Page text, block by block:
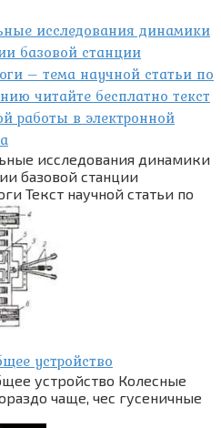
исследования динамики
базовой станции
– тема научной статьи по
читайте бесплатно текст
работы в электронной
исследования динамики
базовой станции
Текст научной статьи по
устройство
устройство Колесные
чаще, чес гусеничные